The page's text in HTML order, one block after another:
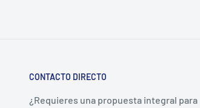
CONTACTO DIRECTO
¿Requieres una propuesta integral para